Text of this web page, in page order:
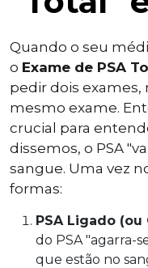
Quando o seu
o Exame de PSA
pedir dois exames,
mesmo exame.
crucial para
dissemos, o PSA
sangue. Uma vez
formas:
PSA Ligado
do PSA "agarra-
que estão no